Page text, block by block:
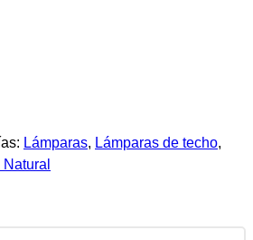
Lámparas, Lámparas de techo,